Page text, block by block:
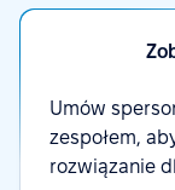
Umów
zespołem,
rozwiązanie